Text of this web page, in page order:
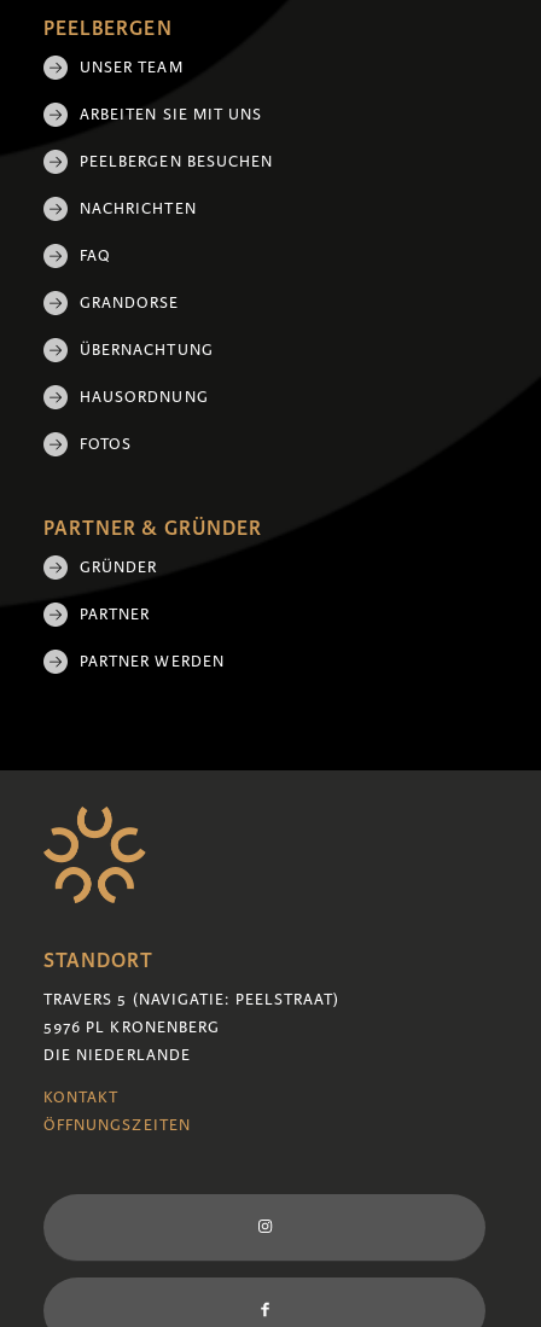
PEELBERGEN
UNSER TEAM
ARBEITEN SIE MIT UNS
PEELBERGEN BESUCHEN
NACHRICHTEN
FAQ
GRANDORSE
ÜBERNACHTUNG
HAUSORDNUNG
FOTOS
PARTNER & GRÜNDER
GRÜNDER
PARTNER
PARTNER WERDEN
STANDORT
TRAVERS 5 (NAVIGATIE: PEELSTRAAT)
5976 PL KRONENBERG
DIE NIEDERLANDE
KONTAKT
ÖFFNUNGSZEITEN